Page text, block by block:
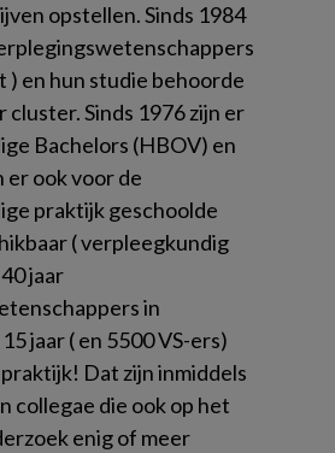
opstellen. Sinds 1984
) en hun studie behoorde
Sinds 1976 zijn er
Bachelors (HBOV) en
er ook voor de
praktijk geschoolde
( verpleegkundig
jaar
in
jaar ( en 5500 VS-ers)
Dat zijn inmiddels
collegae die ook op het
enig of meer